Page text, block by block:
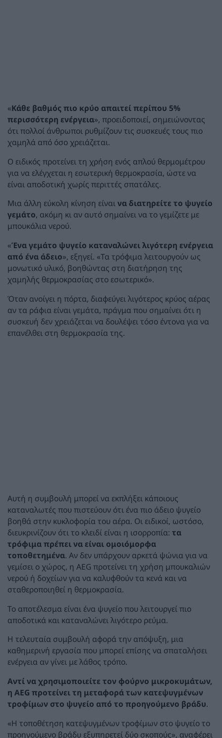
«Κάθε βαθμός πιο κρύο απαιτεί περίπου 5%
περισσότερη ενέργεια», προειδοποιεί, σημειώνοντας
ότι πολλοί άνθρωποι ρυθμίζουν τις συσκευές τους πιο
χαμηλά από όσο χρειάζεται.
Ο ειδικός προτείνει τη χρήση ενός απλού θερμομέτρου
για να ελέγχεται η εσωτερική θερμοκρασία, ώστε να
είναι αποδοτική χωρίς περιττές σπατάλες.
Μια άλλη εύκολη κίνηση είναινα διατηρείτε το ψυγείο
γεμάτο, ακόμη κι αν αυτό σημαίνει να το γεμίζετε με
μπουκάλια νερού.
«Ένα γεμάτο ψυγείο καταναλώνει λιγότερη ενέργεια
από ένα άδειο», εξηγεί. «Τα τρόφιμα λειτουργούν ως
μονωτικό υλικό, βοηθώντας στη διατήρηση της
χαμηλής θερμοκρασίας στο εσωτερικό».
Όταν ανοίγει η πόρτα, διαφεύγει λιγότερος κρύος αέρας
αν τα ράφια είναι γεμάτα, πράγμα που σημαίνει ότι η
συσκευή δεν χρειάζεται να δουλέψει τόσο έντονα για να
επανέλθει στη θερμοκρασία της.
Αυτή η συμβουλή μπορεί να εκπλήξει κάποιους
καταναλωτές που πιστεύουν ότι ένα πιο άδειο ψυγείο
βοηθά στην κυκλοφορία του αέρα. Οι ειδικοί, ωστόσο,
διευκρινίζουν ότι το κλειδί είναι η ισορροπία: τα
τρόφιμα πρέπει να είναι ομοιόμορφα
τοποθετημένα. Αν δεν υπάρχουν αρκετά ψώνια για να
γεμίσει ο χώρος, η AEG προτείνει τη χρήση μπουκαλιών
νερού ή δοχείων για να καλυφθούν τα κενά και να
σταθεροποιηθεί η θερμοκρασία.
Το αποτέλεσμα είναι ένα ψυγείο που λειτουργεί πιο
αποδοτικά και καταναλώνει λιγότερο ρεύμα.
Η τελευταία συμβουλή αφορά την απόψυξη, μια
καθημερινή εργασία που μπορεί επίσης να σπαταλήσει
ενέργεια αν γίνει με λάθος τρόπο.
Αντί να χρησιμοποιείτε τον φούρνο μικροκυμάτων,
η AEG προτείνει τη μεταφορά των κατεψυγμένων
τροφίμων στο ψυγείο από το προηγούμενο βράδυ.
«Η τοποθέτηση κατεψυγμένων τροφίμων στο ψυγείο το
προηγούμενο βράδυ εξυπηρετεί δύο σκοπούς», αναφέρει